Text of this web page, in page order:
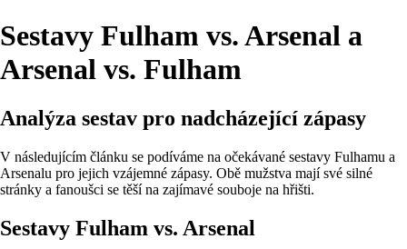
Sestavy Fulham vs. Arsenal a
Arsenal vs. Fulham
Analýza sestav pro nadcházející zápasy
V následujícím článku se podíváme na očekávané sestavy Fulhamu a
Arsenalu pro jejich vzájemné zápasy. Obě mužstva mají své silné
stránky a fanoušci se těší na zajímavé souboje na hřišti.
Sestavy Fulham vs. Arsenal